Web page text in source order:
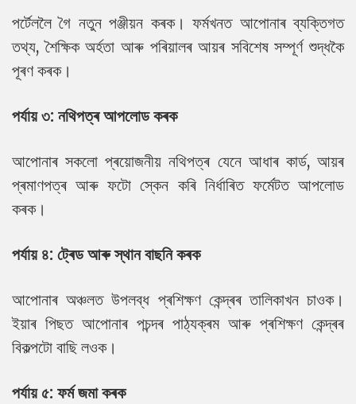
পৰ্টেললৈ গৈ নতুন পঞ্জীয়ন কৰক। ফৰ্মখনত আপোনাৰ ব্যক্তিগত
তথ্য, শৈক্ষিক অৰ্হতা আৰু পৰিয়ালৰ আয়ৰ সবিশেষ সম্পূৰ্ণ শুদ্ধকৈ
পূৰণ কৰক।
পৰ্যায় ৩: নথিপত্ৰ আপলোড কৰক
আপোনাৰ সকলো প্ৰয়োজনীয় নথিপত্ৰ যেনে আধাৰ কাৰ্ড, আয়ৰ
প্ৰমাণপত্ৰ আৰু ফটো স্কেন কৰি নিৰ্ধাৰিত ফৰ্মেটত আপলোড
কৰক।
পৰ্যায় ৪: ট্ৰেড আৰু স্থান বাছনি কৰক
আপোনাৰ অঞ্চলত উপলব্ধ প্ৰশিক্ষণ কেন্দ্ৰৰ তালিকাখন চাওক।
ইয়াৰ পিছত আপোনাৰ পচন্দৰ পাঠ্যক্ৰম আৰু প্ৰশিক্ষণ কেন্দ্ৰৰ
বিকল্পটো বাছি লওক।
পৰ্যায় ৫: ফৰ্ম জমা কৰক